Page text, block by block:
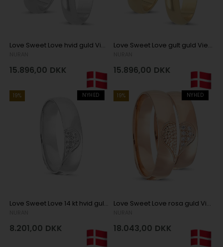
Love Sweet Love hvid guld Vielsesringe med 9 stk diamanter Wesselton SI
15.896,00 DKK
Love Sweet Love gult guld Vielsesringe med 9 stk diamanter Wesselton SI
15.896,00 DKK
NYHED
19%
Love Sweet Love 14 kt hvid guld Damering med 7 stk diamanter Wesselton SI
8.201,00 DKK
NYHED
19%
Love Sweet Love rosa guld Vielsesringe med 7 stk diamanter Wesselton SI
18.043,00 DKK